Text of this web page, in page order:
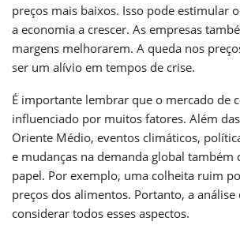
preços mais baixos. Isso pode estimular
a economia a crescer. As empresas
margens melhorarem. A queda nos
ser um alívio em tempos de crise.
É importante lembrar que o mercado de
influenciado por muitos fatores. Além
Oriente Médio, eventos climáticos,
e mudanças na demanda global também
papel. Por exemplo, uma colheita ruim
preços dos alimentos. Portanto, a
considerar todos esses aspectos.